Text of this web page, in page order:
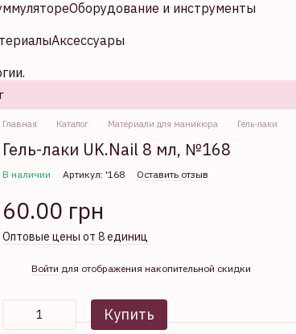
Оборудование и инструменты
Аксессуары
Главная Каталог Материали для маникюра Гель-лаки
Гель-лаки UK.Nail 8 мл, №168
В наличии Артикул: '168 Оставить отзыв
60.00 грн
Оптовые цены от 8 единиц
Войти для отображения накопительной скидки
Купить